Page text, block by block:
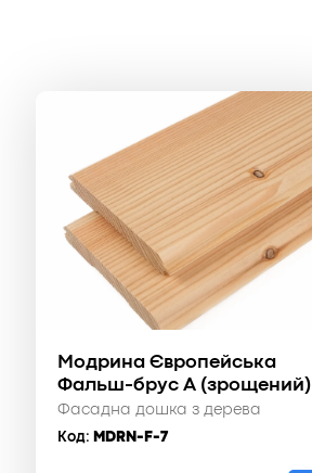
Модрина Європейська
Фальш-брус А (зрощений)
Фасадна дошка з дерева
Код: MDRN-F-7